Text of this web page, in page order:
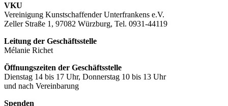
VKU
Vereinigung Kunstschaffender Unterfrankens e.V.
Zeller Straße 1, 97082 Würzburg, Tel. 0931-44119
Leitung der Geschäftsstelle
Mélanie Richet
Öffnungszeiten der Geschäftsstelle
Dienstag 14 bis 17 Uhr, Donnerstag 10 bis 13 Uhr
und nach Vereinbarung
Spenden